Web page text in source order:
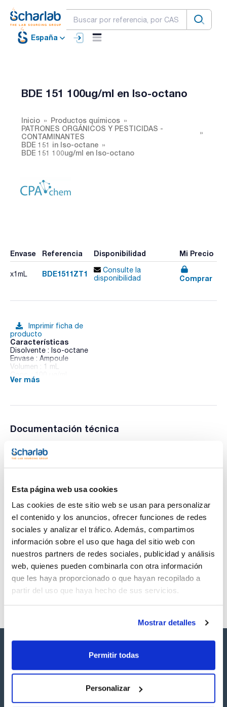
Esta página web usa cookies
Las cookies de este sitio web se usan para personalizar
el contenido y los anuncios, ofrecer funciones de redes
sociales y analizar el tráfico. Además, compartimos
información sobre el uso que haga del sitio web con
nuestros partners de redes sociales, publicidad y análisis
web, quienes pueden combinarla con otra información
que les haya proporcionado o que hayan recopilado a
partir del uso que haya hecho de sus servicios.
Mostrar detalles
Permitir todas
Personalizar
España
BDE 151 100ug/ml en Iso-octano
Inicio
Productos químicos
PATRONES ORGÁNICOS Y PESTICIDAS -
CONTAMINANTES
BDE 151 in Iso-octane
BDE 151 100ug/ml en Iso-octano
Envase Referencia Disponibilidad Mi Precio
x1mL BDE1511ZT1
Consulte la
disponibilidad
Comprar
Imprimir ficha de
producto
Características
Disolvente : Iso-octane
Envase : Ampoule
Volumen : 1 mL
Ver más
Documentación técnica
TDS / Ficha técnica
Regístrate para
Regístrate para
descargas
productos marca Scharlau habitualmente en stock,
listos para una entrega inmediata.